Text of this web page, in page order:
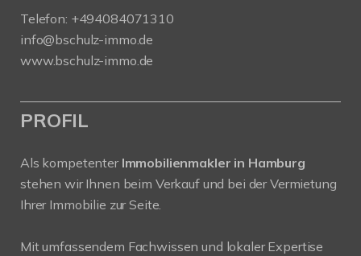
Telefon: +494084071310
info@bschulz-immo.de
www.bschulz-immo.de
PROFIL
Als kompetenter Immobilienmakler in Hamburg
stehen wir Ihnen beim Verkauf und bei der Vermietung
Ihrer Immobilie zur Seite.
Mit umfassendem Fachwissen und lokaler Expertise